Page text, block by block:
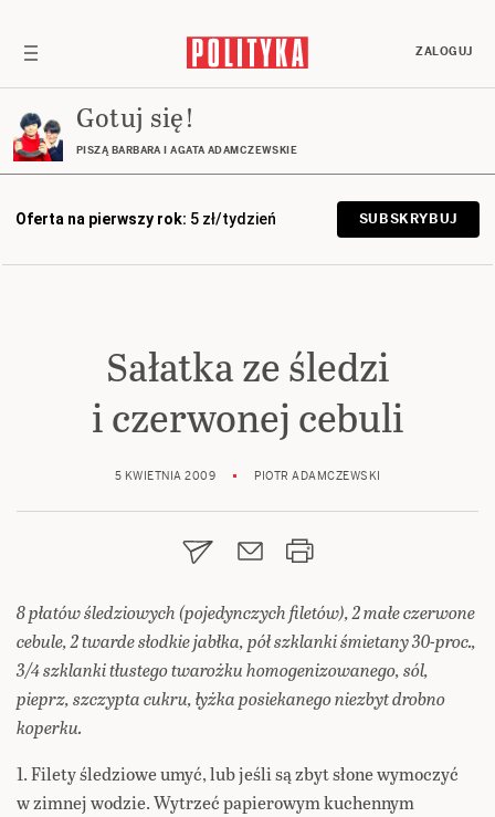
ZALOGUJ
Gotuj się!
PISZĄ BARBARA I AGATA ADAMCZEWSKIE
Oferta na pierwszy rok: 5 zł/tydzień SUBSKRYBUJ
Sałatka ze śledzi
i czerwonej cebuli
5 KWIETNIA 2009 PIOTR ADAMCZEWSKI
8 płatów śledziowych (pojedynczych filetów), 2 małe czerwone
cebule, 2 twarde słodkie jabłka, pół szklanki śmietany 30-proc.,
3/4 szklanki tłustego twarożku homogenizowanego, sól,
pieprz, szczypta cukru, łyżka posiekanego niezbyt drobno
koperku.
1. Filety śledziowe umyć, lub jeśli są zbyt słone wymoczyć
w zimnej wodzie. Wytrzeć papierowym kuchennym